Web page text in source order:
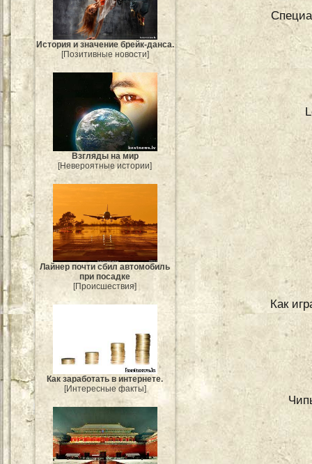
История и значение брейк-данса.
[Позитивные новости]
Взгляды на мир
[Невероятные истории]
Лайнер почти сбил автомобиль
при посадке
[Происшествия]
Как заработать в интернете.
[Интересные факты]
Как